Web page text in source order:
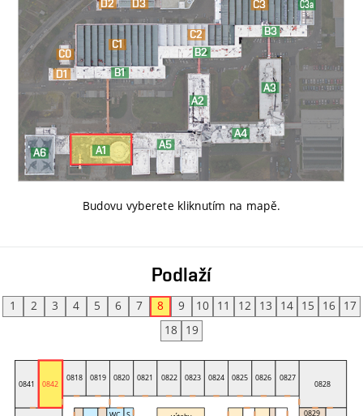
Budovu vyberete kliknutím na mapě.
Podlaží
1 2 3 4 5 6 7 8 9 10 11 12 13 14 15 16
17
18
19